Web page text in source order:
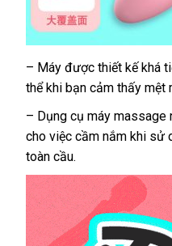
– Máy thương
hiệu
được thiết kếnơi
bán
khá
thể khi bạn cảm thấy mệt
– Dụng cụ máy massage
cho việc cầm nắm khi sử
toàn cầu.